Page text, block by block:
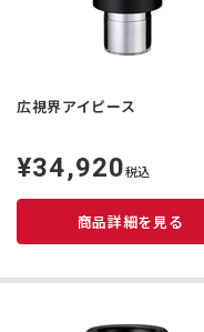
広視界アイピース
定
価
¥34,920税込
商品詳細を見る